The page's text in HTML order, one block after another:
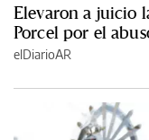
Elevaron a juicio
Porcel por el
elDiarioAR